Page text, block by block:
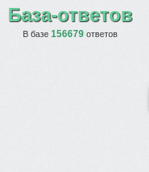
База-ответов
В базе 156679 ответов